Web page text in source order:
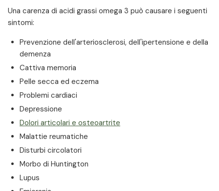
Una carenza di acidi grassi omega 3 può causare i seguenti
sintomi:
Prevenzione dell'arteriosclerosi, dell'ipertensione e della
demenza
Cattiva memoria
Pelle secca ed eczema
Problemi cardiaci
Depressione
Dolori articolari e osteoartrite
Malattie reumatiche
Disturbi circolatori
Morbo di Huntington
Lupus